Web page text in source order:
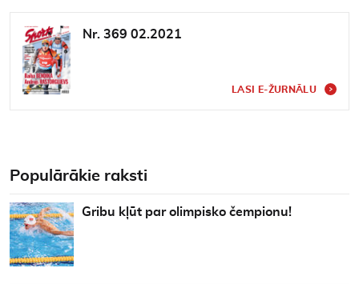
Nr. 369 02.2021
LASI E-ŽURNĀLU
Populārākie raksti
Gribu kļūt par olimpisko čempionu!